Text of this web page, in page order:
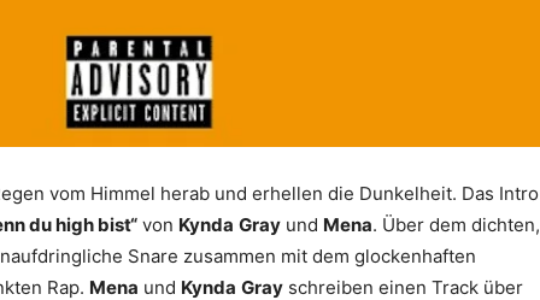
vom Himmel herab und erhellen die Dunkelheit. Das Intro
du high bist“ von Kynda Gray und Mena. Über dem dichten,
Snare zusammen mit dem glockenhaften
Rap. Mena und Kynda Gray schreiben einen Track über